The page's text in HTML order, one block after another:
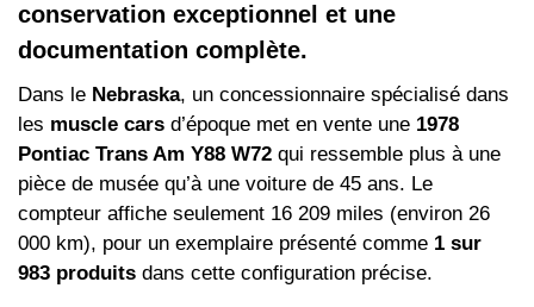
conservation exceptionnel et une
documentation complète.
Dans le Nebraska, un concessionnaire spécialisé dans
les muscle cars d’époque met en vente une 1978
Pontiac Trans Am Y88 W72 qui ressemble plus à une
pièce de musée qu’à une voiture de 45 ans. Le
compteur affiche seulement 16 209 miles (environ 26
000 km), pour un exemplaire présenté comme 1 sur
983 produits dans cette configuration précise.